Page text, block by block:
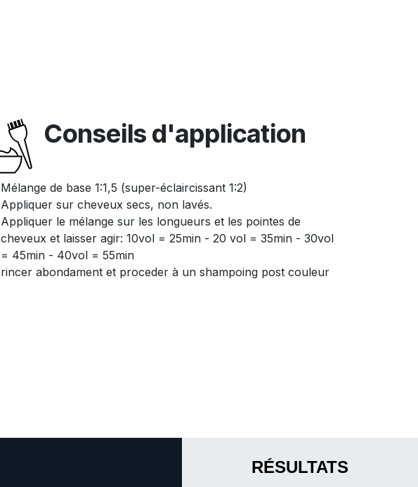
Conseils d'application
Mélange de base 1:1,5 (super-éclaircissant 1:2)
Appliquer sur cheveux secs, non lavés.
Appliquer le mélange sur les longueurs et les pointes de
cheveux et laisser agir: 10vol = 25min - 20 vol = 35min - 30vol
= 45min - 40vol = 55min
rincer abondament et proceder à un shampoing post couleur
RÉSULTATS